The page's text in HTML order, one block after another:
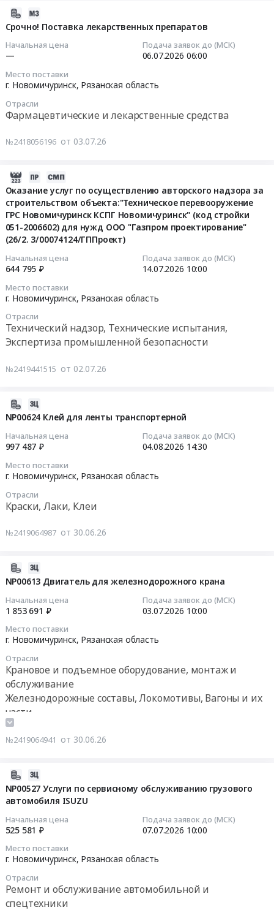
Срочно! Поставка лекарственных препаратов
Начальная цена
—
Подача заявок до (МСК)
06.07.2026 06:00
Место поставки
г. Новомичуринск, Рязанская область
Отрасли
Фармацевтические и лекарственные средства
№2418056196 от 03.07.26
Оказание услуг по осуществлению авторского надзора за
строительством объекта:"Техническое перевооружение
ГРС Новомичуринск КСПГ Новомичуринск" (код стройки
051-2006602) для нужд ООО "Газпром проектирование"
(26/2. 3/00074124/ГППроект)
Начальная цена
644 795 ₽
Подача заявок до (МСК)
14.07.2026 10:00
Место поставки
г. Новомичуринск, Рязанская область
Отрасли
Технический надзор, Технические испытания,
Экспертиза промышленной безопасности
№2419441515 от 02.07.26
2.3/00074124/
NP00624 Клей для ленты транспортерной
Начальная цена
997 487 ₽
Подача заявок до (МСК)
04.08.2026 14:30
Место поставки
г. Новомичуринск, Рязанская область
Отрасли
Краски, Лаки, Клеи
№2419064987 от 30.06.26
NP00613 Двигатель для железнодорожного крана
Начальная цена
1 853 691 ₽
Подача заявок до (МСК)
03.07.2026 10:00
Место поставки
г. Новомичуринск, Рязанская область
Отрасли
Крановое и подъемное оборудование, монтаж и
обслуживание
Железнодорожные составы, Локомотивы, Вагоны и их
части
№2419064941 от 30.06.26
NP00527 Услуги по сервисному обслуживанию грузового
автомобиля ISUZU
Начальная цена
525 581 ₽
Подача заявок до (МСК)
07.07.2026 10:00
Место поставки
г. Новомичуринск, Рязанская область
Отрасли
Ремонт и обслуживание автомобильной и
спецтехники